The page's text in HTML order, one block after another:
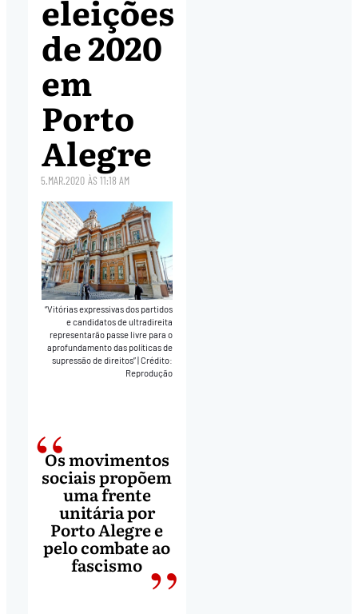
eleições
de 2020
em
Porto
Alegre
5.MAR.2020 ÀS11:18 AM
“Vitórias expressivas dos partidos
e candidatos de ultradireita
representarão passe livre para o
aprofundamento das políticas de
supressão de direitos” Crédito:
Reprodução
Os movimentos
sociais propõem
uma frente
unitária por
Porto Alegre e
pelo combate ao
fascismo